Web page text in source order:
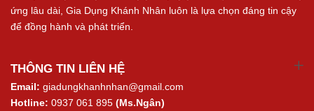
ứng lâu dài, Gia Dụng Khánh Nhân luôn là lựa chọn đáng tin cậy
để đồng hành và phát triển.
THÔNG TIN LIÊN HỆ
Email: giadungkhanhnhan@gmail.com
Hotline: 0937 061 895 (Ms.Ngân)